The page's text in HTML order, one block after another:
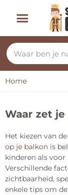
Home
Waar zet
Het kiezen van
op je balkon is
kinderen als voor
Verschillende
zichtbaarheid,
enkele tips om